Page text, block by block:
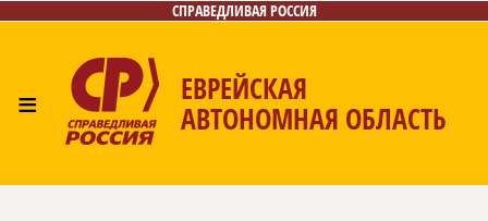
СПРАВЕДЛИВАЯ РОССИЯ
≡ ЕВРЕЙСКАЯ
АВТОНОМНАЯ ОБЛАСТЬ